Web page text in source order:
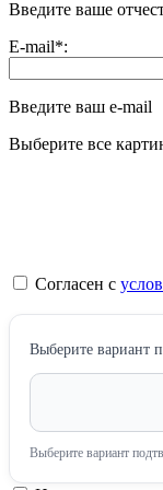
Введите ваше
E-mail*:
Введите ваш e-mail
Выберите все
Согласен с
Выберите вариант
Выберите вариант